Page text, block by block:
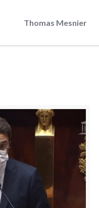
Thomas Mesnier